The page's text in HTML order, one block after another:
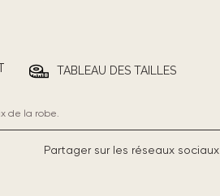
TABLEAU DES TAILLES
de la robe.
Partager sur les réseaux sociaux